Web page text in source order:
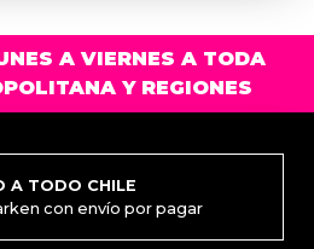
A VIERNES A TODA
Y REGIONES
A TODO CHILE
con envío por pagar